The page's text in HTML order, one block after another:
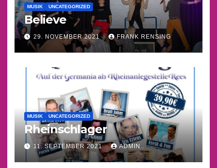
MUSIK UNCATEGORIZED
Believe
29. NOVEMBER 2021 FRANK RENSING
MUSIK UNCATEGORIZED
Rheinschlager
11. SEPTEMBER 2021 ADMIN